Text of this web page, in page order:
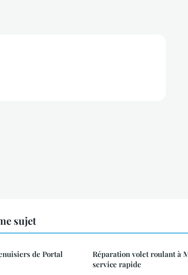
sujet
de Portal
Réparation volet roulant à
service rapide